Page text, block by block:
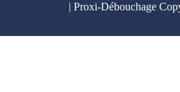
| Proxi-Débouchage